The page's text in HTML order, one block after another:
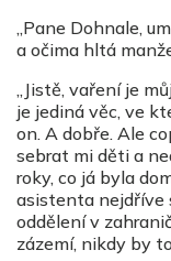
„Pane Dohnale,
a očima hltá
„Jistě, vaření je
je jediná věc, ve
on. A dobře. Ale
sebrat mi děti a
roky, co já byla
asistenta nejdříve
oddělení v
zázemí, nikdy by